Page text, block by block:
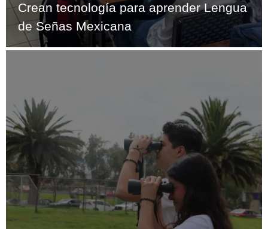
Crean tecnología para aprender Lengua
de Señas Mexicana